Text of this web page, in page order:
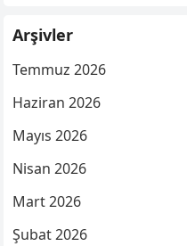
Arşivler
Temmuz 2026
Haziran 2026
Mayıs 2026
Nisan 2026
Mart 2026
Şubat 2026